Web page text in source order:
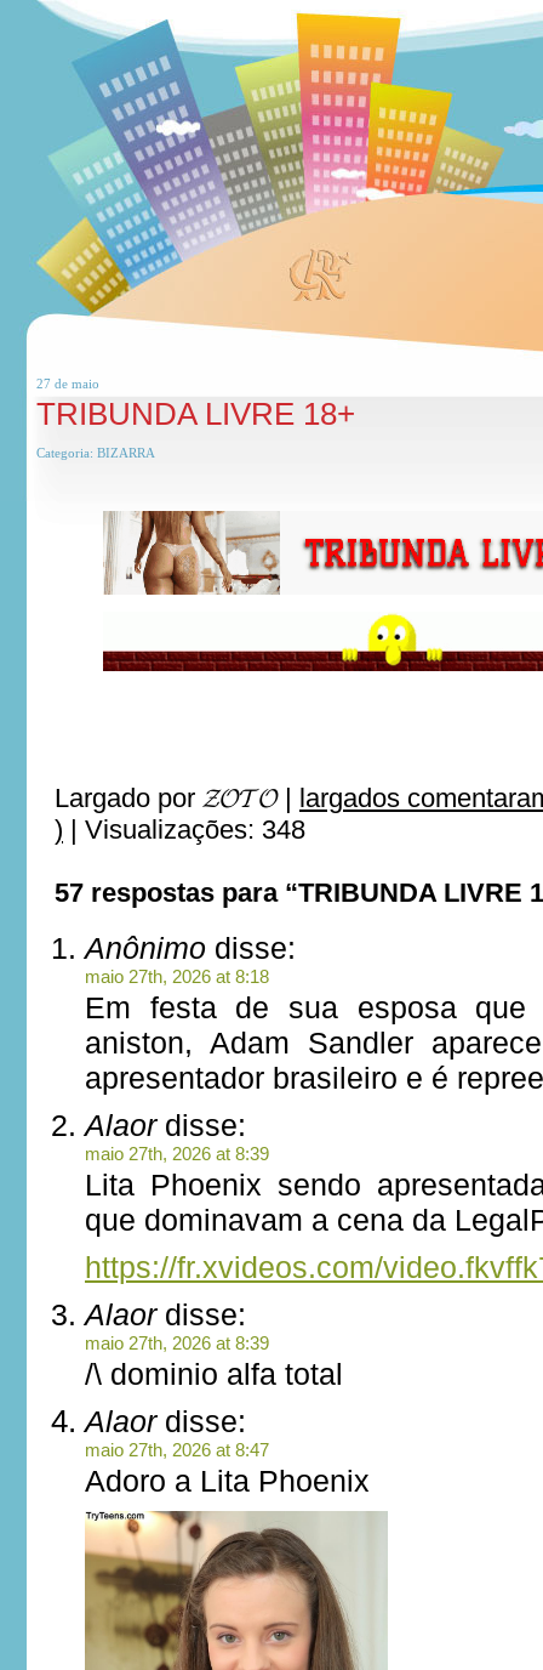
27 de maio
TRIBUNDA LIVRE 18+
Categoria: BIZARRA
Largado por 𝓩𝓞𝓣𝓞| largados
) | Visualizações: 348
57 respostas para “TRIBUNDA LIVRE
Anônimo disse:
maio 27th, 2026 at 8:18
Em festa de sua esposa
aniston, Adam Sandler
apresentador brasileiro e é
Alaordisse:
maio 27th, 2026 at 8:39
Lita Phoenix sendo
que dominavam a cena da
https://fr.xvideos.com/
Alaordisse:
maio 27th, 2026 at 8:39
/\ dominio alfa total
Alaordisse:
maio 27th, 2026 at 8:47
Adoro a Lita Phoenix